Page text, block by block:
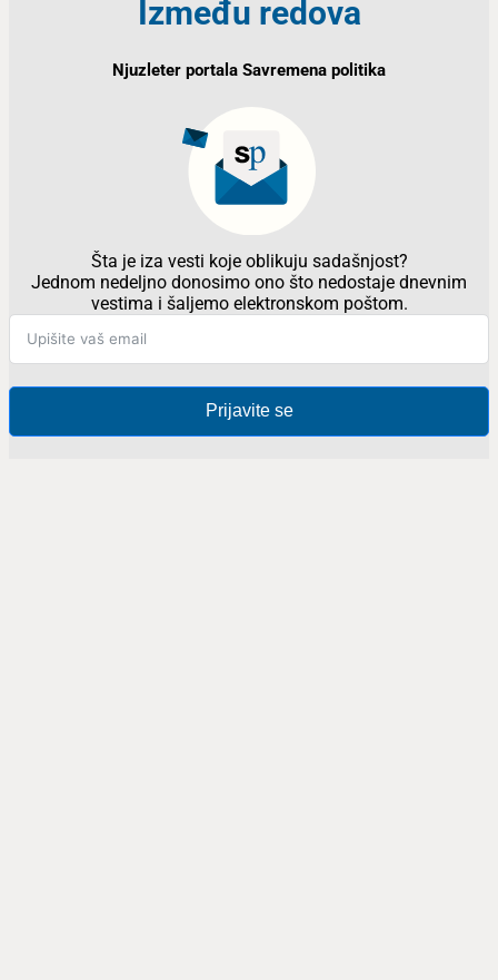
Između redova
Njuzleter portala Savremena politika
Šta je iza vesti koje oblikuju sadašnjost?
Jednom nedeljno donosimo ono što nedostaje dnevnim
vestima i šaljemo elektronskom poštom.
Prijavite se